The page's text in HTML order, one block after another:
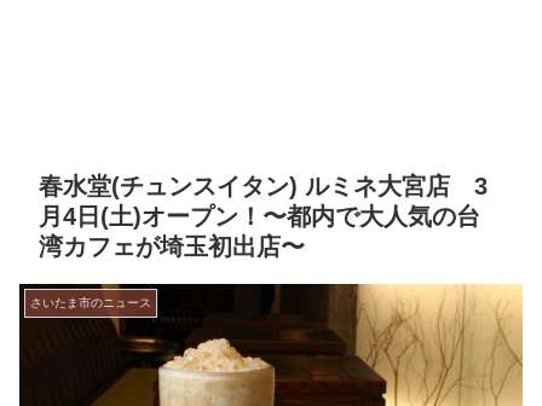
春水堂(チュンスイタン) ルミネ大宮店 3
月4日(土)オープン！〜都内で大人気の台
湾カフェが埼玉初出店〜
さいたま市のニュース